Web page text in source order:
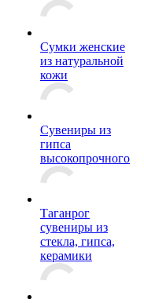
Сумки женские
из натуральной
кожи
Сувениры из
гипса
высокопрочного
Таганрог
сувениры из
стекла, гипса,
керамики